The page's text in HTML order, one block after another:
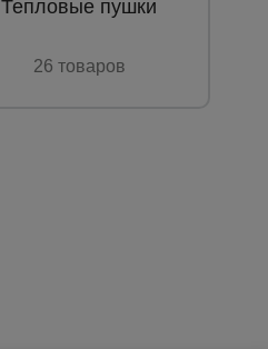
Тепловые пушки
26 товаров